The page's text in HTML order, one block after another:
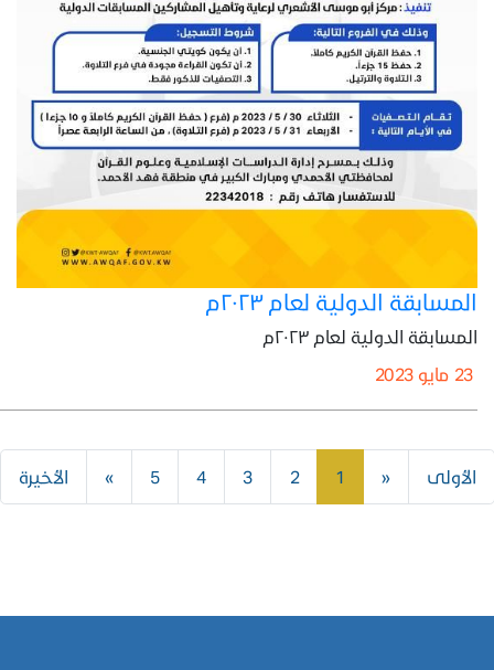
المسابقة الدولية لعام ٢٠٢٣م
المسابقة الدولية لعام ٢٠٢٣م
الأولى «السابق
1
2
3
4
5
»التاليالأخيرة